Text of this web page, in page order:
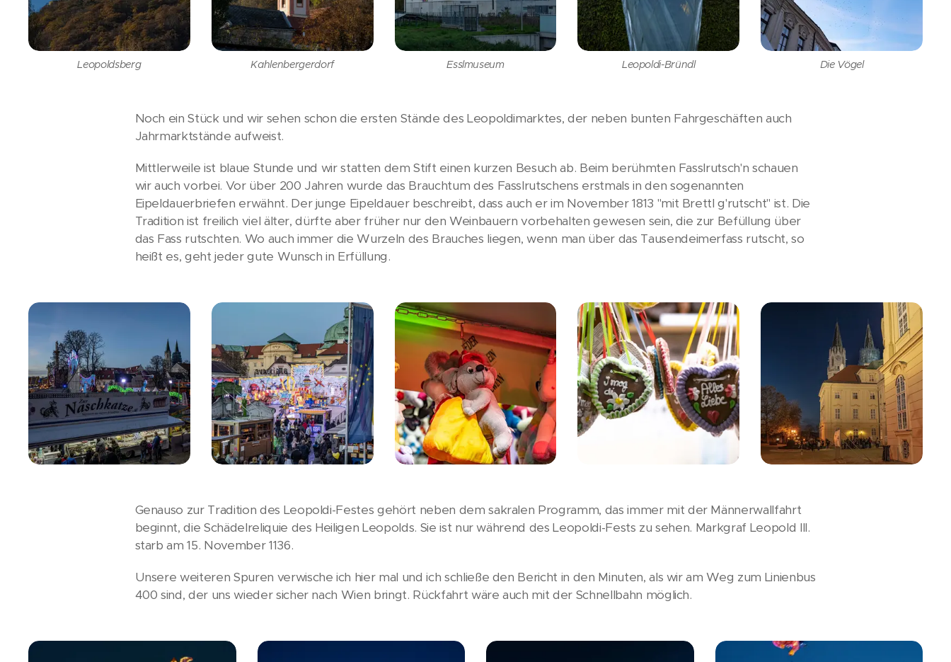
Leopoldsberg Kahlenbergerdorf Esslmuseum Leopoldi-Bründl Die Vögel
Noch ein Stück und wir sehen schon die ersten Stände des Leopoldimarktes, der neben bunten Fahrgeschäften auch
Jahrmarktstände aufweist.
Mittlerweile ist blaue Stunde und wir statten dem Stift einen kurzen Besuch ab. Beim berühmten Fasslrutsch'n schauen
wir auch vorbei. Vor über 200 Jahren wurde das Brauchtum des Fasslrutschens erstmals in den sogenannten
Eipeldauerbriefen erwähnt. Der junge Eipeldauer beschreibt, dass auch er im November 1813 "mit Brettl g'rutscht" ist. Die
Tradition ist freilich viel älter, dürfte aber früher nur den Weinbauern vorbehalten gewesen sein, die zur Befüllung über
das Fass rutschten. Wo auch immer die Wurzeln des Brauches liegen, wenn man über das Tausendeimerfass rutscht, so
heißt es, geht jeder gute Wunsch in Erfüllung.
Genauso zur Tradition des Leopoldi-Festes gehört neben dem sakralen Programm, das immer mit der Männerwallfahrt
beginnt, die Schädelreliquie des Heiligen Leopolds. Sie ist nur während des Leopoldi-Fests zu sehen. Markgraf Leopold III.
starb am 15. November 1136.
Unsere weiteren Spuren verwische ich hier mal und ich schließe den Bericht in den Minuten, als wir am Weg zum Linienbus
400 sind, der uns wieder sicher nach Wien bringt. Rückfahrt wäre auch mit der Schnellbahn möglich.